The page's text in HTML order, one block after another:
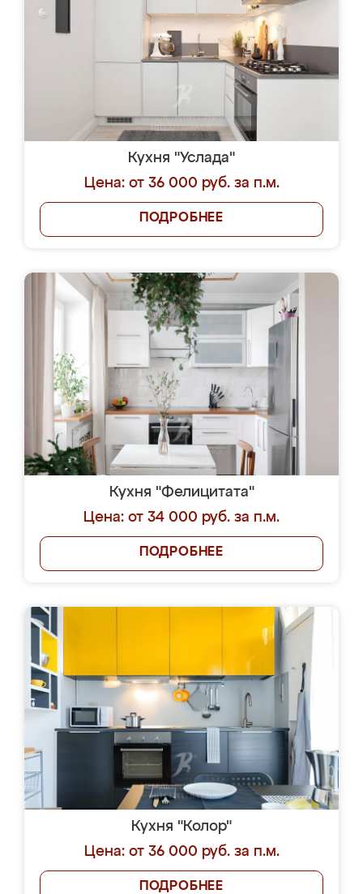
Кухня "Услада"
Цена: от 36 000 руб. за п.м.
ПОДРОБНЕЕ
Кухня "Фелицитата"
Цена: от 34 000 руб. за п.м.
ПОДРОБНЕЕ
Кухня "Колор"
Цена: от 36 000 руб. за п.м.
ПОДРОБНЕЕ